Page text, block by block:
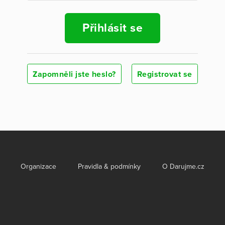
Přihlásit se
Zapomněli jste heslo? Registrovat se
Organizace Pravidla & podmínky O Darujme.cz